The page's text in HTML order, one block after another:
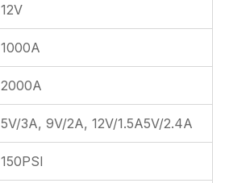
12V
1000A
2000A
5V/3A, 9V/2A, 12V/1.5A5V/2.4A
150PSI